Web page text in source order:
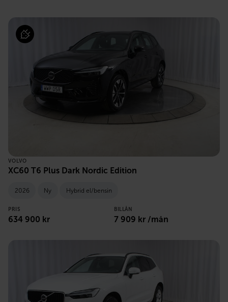
VOLVO
XC60 T6 Plus Dark Nordic Edition
2026 Ny Hybrid el/bensin
PRIS
634 900 kr
BILLÅN
7 909 kr /mån